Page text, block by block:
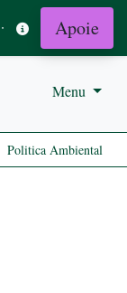
· Apoie
Menu
Politica Ambiental